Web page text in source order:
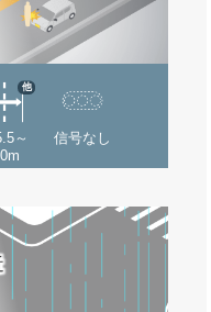
～
他
信号なし